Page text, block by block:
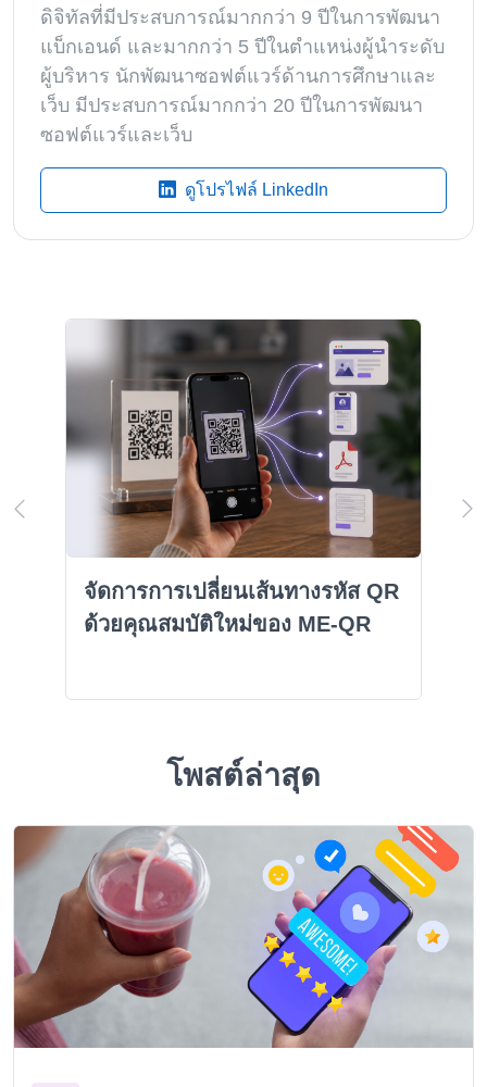
ดิจิทัลที่มีประสบการณ์มากกว่า 9 ปีในการพัฒนา
แบ็กเอนด์ และมากกว่า 5 ปีในตำแหน่งผู้นำระดับ
ผู้บริหาร นักพัฒนาซอฟต์แวร์ด้านการศึกษาและ
เว็บ มีประสบการณ์มากกว่า 20 ปีในการพัฒนา
ซอฟต์แวร์และเว็บ
ดูโปรไฟล์ LinkedIn
จัดการการเปลี่ยนเส้นทางรหัส QR
ด้วยคุณสมบัติใหม่ของ ME-QR
โพสต์ล่าสุด